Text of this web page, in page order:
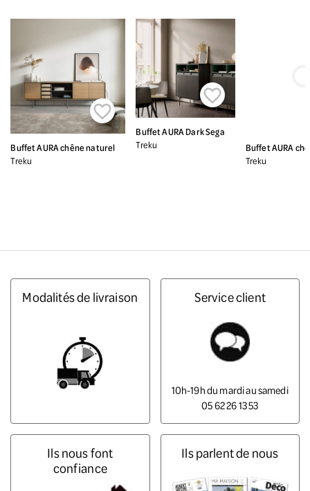

Buffet AURA chêne naturel
Treku

Buffet AURA Dark Sega
Treku
Buffet AURA
Treku
Modalités de livraison Service client
10h-19h du mardi au samedi
05 62 26 13 53
Ils nous font
confiance
Ils parlent de nous